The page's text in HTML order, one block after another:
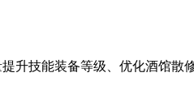
提升技能装备等级、优化酒馆